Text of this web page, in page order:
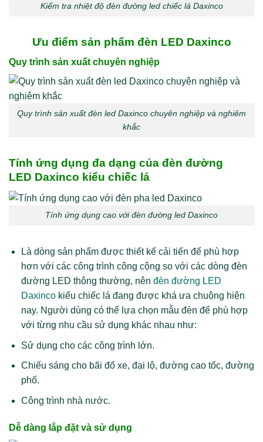
Kiểm tra nhiệt độ đèn đường led chiếc lá Daxinco
Ưu điểm sản phẩm đèn LED Daxinco
Quy trình sản xuất chuyên nghiệp
Quy trình sản xuất đèn led Daxinco chuyên nghiệp và nghiêm
khắc
Tính ứng dụng đa dạng của đèn đường
LED Daxinco kiểu chiếc lá
Tính ứng dụng cao với đèn đường led Daxinco
Là dòng sản phẩm được thiết kế cải tiến để phù hợp
hơn với các công trình công cộng so với các dòng đèn
đường LED thông thường, nên đèn đường LED
Daxincokiểu chiếc lá đang được khá ưa chuộng hiện
nay. Người dùng có thể lựa chọn mẫu đèn để phù hợp
với từng nhu cầu sử dụng khác nhau như:
Sử dụng cho các công trình lớn.
Chiếu sáng cho bãi đổ xe, đại lộ, đường cao tốc, đường
phố.
Công trình nhà nước.
Dễ dàng lắp đặt và sử dụng